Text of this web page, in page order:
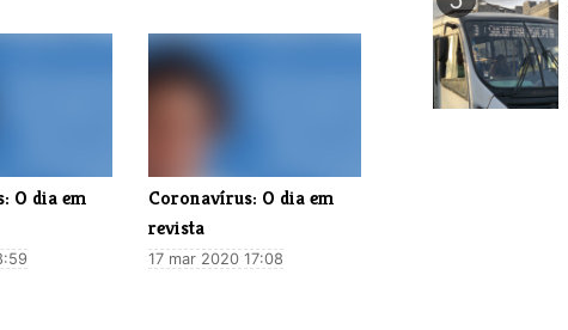
O dia em
Coronavírus: O dia em
revista
17 mar 2020 17:08